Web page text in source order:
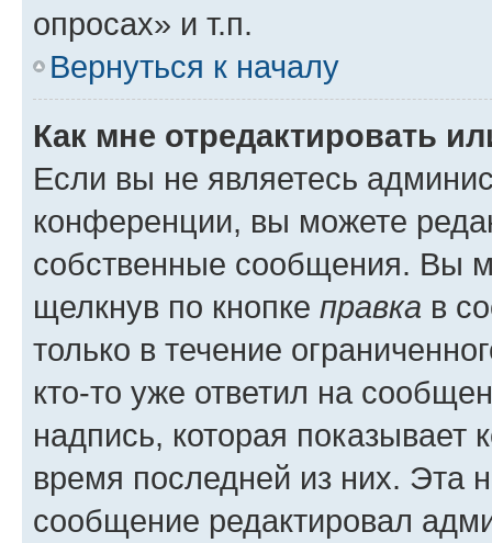
опросах» и т.п.
Вернуться к началу
Как мне отредактировать
Если вы не являетесь
конференции, вы можете
собственные сообщения. Вы
щелкнув по кнопке правка в
только в течение
кто-то уже ответил на
надпись, которая показывает
время последней из них. Эта
сообщение редактировал